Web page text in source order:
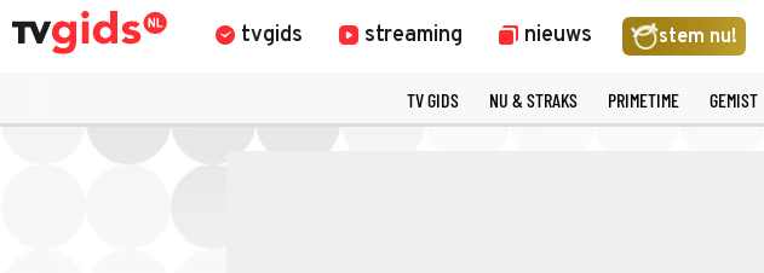
tvgids streaming nieuws stem nu!
TV GIDS NU & STRAKS PRIMETIME GEMIST